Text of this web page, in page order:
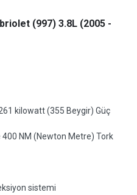
(997) 3.8L (2005 -
kilowatt (355 Beygir) Güç
400 NM (Newton Metre) Tork
sistemi